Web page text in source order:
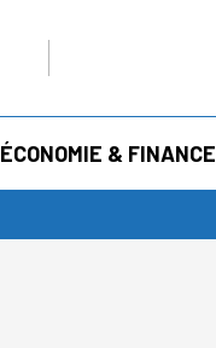
ÉCONOMIE & FINANCE